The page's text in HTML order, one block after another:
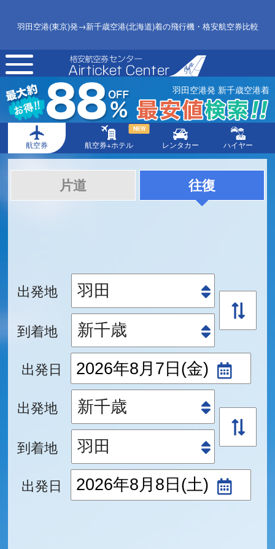
羽田空港(東京)発→新千歳空港(北海道)着の飛行機・格安航空券比較
toggle
navigation
羽田空港発 新千歳空港着
航空券 航空券+ホテル
NEW
レンタカー ハイヤー
片道 往復
出発地
到着地
出発日
出発地
到着地
出発日